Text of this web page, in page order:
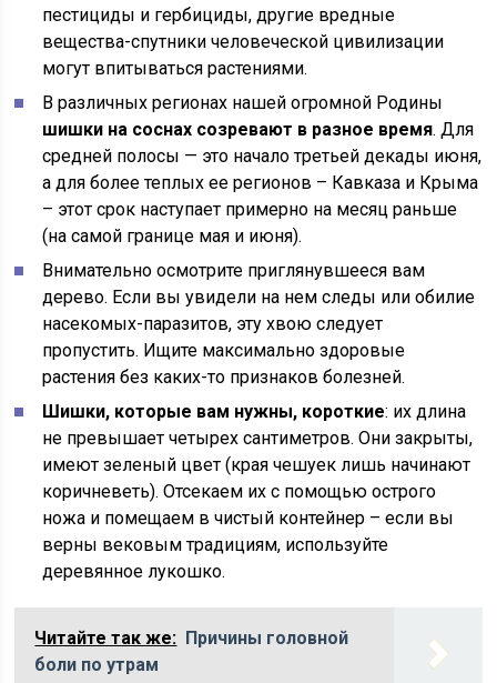
пестициды и гербициды, другие вредные
вещества-спутники человеческой цивилизации
могут впитываться растениями.
В различных регионах нашей огромной Родины
шишки на соснах созревают в разное время. Для
средней полосы — это начало третьей декады июня,
а для более теплых ее регионов – Кавказа и Крыма
– этот срок наступает примерно на месяц раньше
(на самой границе мая и июня).
Внимательно осмотрите приглянувшееся вам
дерево. Если вы увидели на нем следы или обилие
насекомых-паразитов, эту хвою следует
пропустить. Ищите максимально здоровые
растения без каких-то признаков болезней.
Шишки, которые вам нужны, короткие: их длина
не превышает четырех сантиметров. Они закрыты,
имеют зеленый цвет (края чешуек лишь начинают
коричневеть). Отсекаем их с помощью острого
ножа и помещаем в чистый контейнер – если вы
верны вековым традициям, используйте
деревянное лукошко.
Читайте так же: Причины головной
боли по утрам